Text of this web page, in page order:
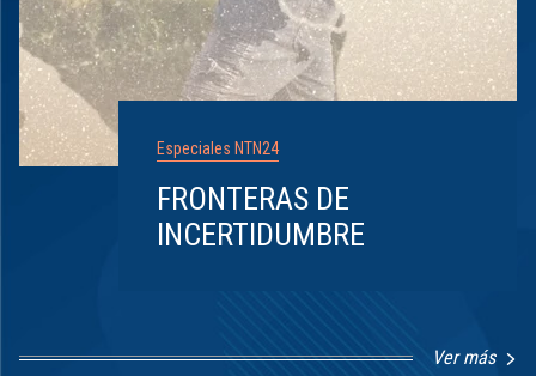
Especiales NTN24
FRONTERAS DE
INCERTIDUMBRE
Ver más